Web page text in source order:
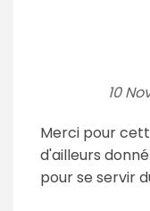
10
Merci pour
d'ailleurs
pour se servir